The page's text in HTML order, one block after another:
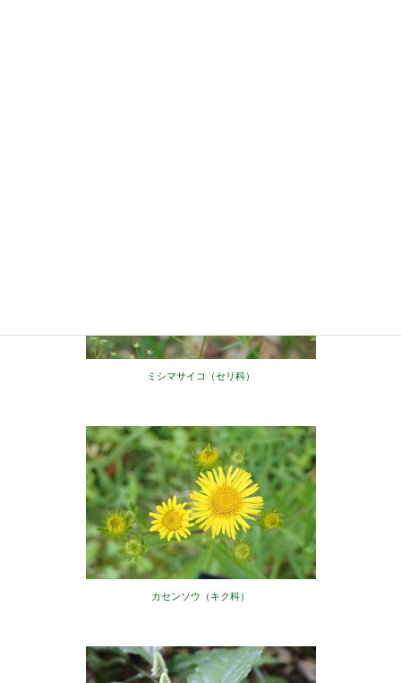
ミシマサイコ（セリ科）
カセンソウ（キク科）